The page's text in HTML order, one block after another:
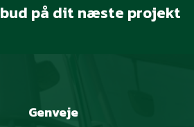
på dit næste projekt
Genveje